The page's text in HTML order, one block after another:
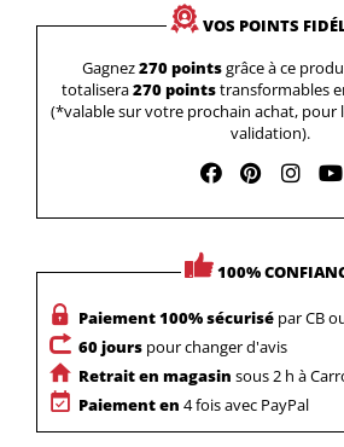
VOS POINTS
Gagnez270 pointsgrâce à ce
totalisera270 pointstransformables
(*valable sur votre prochain achat, pour
validation).
100%
Paiement 100% sécurisé par CB
60 jours pour changer d'avis
Retrait en magasin sous 2 h à
Paiement en 4 fois avec PayPal